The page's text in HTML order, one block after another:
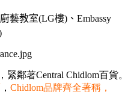
藝教室(LG樓)、Embassy
緊鄰著Central Chidlom百貨。
， Chidlom品牌齊全著稱，